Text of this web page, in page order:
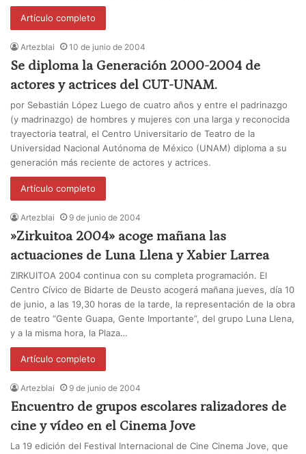
Artículo completo
Artezblai 10 de junio de 2004
Se diploma la Generación 2000-2004 de
actores y actrices del CUT-UNAM.
por Sebastián López Luego de cuatro años y entre el padrinazgo
(y madrinazgo) de hombres y mujeres con una larga y reconocida
trayectoria teatral, el Centro Universitario de Teatro de la
Universidad Nacional Autónoma de México (UNAM) diploma a su
generación más reciente de actores y actrices.
Artículo completo
Artezblai 9 de junio de 2004
»Zirkuitoa 2004» acoge mañana las
actuaciones de Luna Llena y Xabier Larrea
ZIRKUITOA 2004 continua con su completa programación. El
Centro Cívico de Bidarte de Deusto acogerá mañana jueves, día 10
de junio, a las 19,30 horas de la tarde, la representación de la obra
de teatro “Gente Guapa, Gente Importante”, del grupo Luna Llena,
y a la misma hora, la Plaza…
Artículo completo
Artezblai 9 de junio de 2004
Encuentro de grupos escolares ralizadores de
cine y vídeo en el Cinema Jove
La 19 edición del Festival Internacional de Cine Cinema Jove, que